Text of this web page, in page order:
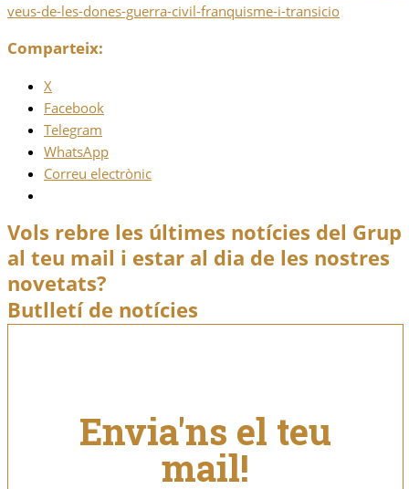
veus-de-les-dones-guerra-civil-franquisme-i-transicio
Comparteix:
X
Facebook
Telegram
WhatsApp
Correu electrònic
Vols rebre les últimes notícies del Grup
al teu mail i estar al dia de les nostres
novetats?
Butlletí de notícies
Envia'ns el teu
mail!